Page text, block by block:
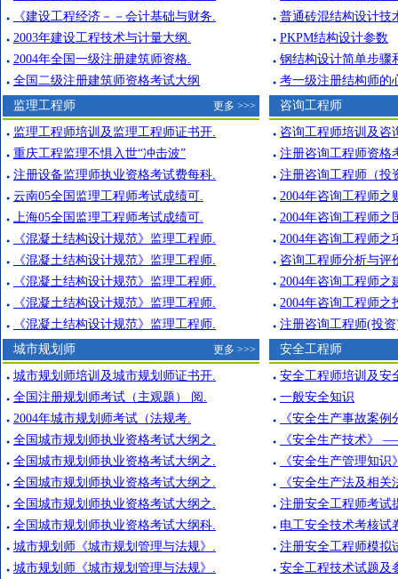
● 《建设工程经济－－会计基础与财务.
● 2003年建设工程技术与计量大纲.
● 2004年全国一级注册建筑师资格.
● 全国二级注册建筑师资格考试大纲
● 普通砖混结构设计技
● PKPM结构设计参数
● 钢结构设计简单步骤
● 考一级注册结构师的
监理工程师
更多 >>> 咨询工程师
● 监理工程师培训及监理工程师证书开.
● 重庆工程监理不惧入世“冲击波”
● 注册设备监理师执业资格考试费每科.
● 云南05全国监理工程师考试成绩可.
● 上海05全国监理工程师考试成绩可.
● 《混凝土结构设计规范》监理工程师.
● 《混凝土结构设计规范》监理工程师.
● 《混凝土结构设计规范》监理工程师.
● 《混凝土结构设计规范》监理工程师.
● 《混凝土结构设计规范》监理工程师.
● 咨询工程师培训及咨
● 注册咨询工程师资格
● 注册咨询工程师（投
● 2004年咨询工程师之
● 2004年咨询工程师之
● 2004年咨询工程师之
● 咨询工程师分析与
● 2004年咨询工程师之
● 2004年咨询工程师之
● 注册咨询工程师(投
城市规划师
更多 >>> 安全工程师
● 城市规划师培训及城市规划师证书开.
● 全国注册规划师考试（主观题） 阅.
● 2004年城市规划师考试（法规考.
● 全国城市规划师执业资格考试大纲之.
● 全国城市规划师执业资格考试大纲之.
● 全国城市规划师执业资格考试大纲之.
● 全国城市规划师执业资格考试大纲之.
● 全国城市规划师执业资格考试大纲科.
● 城市规划师《城市规划管理与法规》.
● 城市规划师《城市规划管理与法规》.
● 安全工程师培训及安
● 一般安全知识
● 《安全生产事故案
● 《安全生产技术》
● 《安全生产管理知
● 《安全生产法及相
● 注册安全工程师考试
● 电工安全技术考核试
● 注册安全工程师模拟
● 安全工程技术试题及